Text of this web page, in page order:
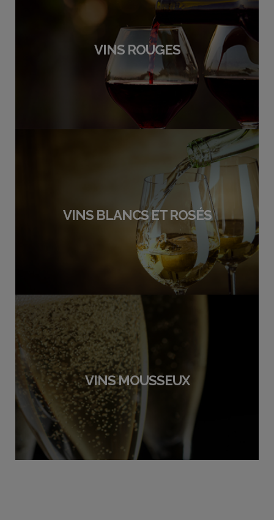
VINS ROUGES
VINS BLANCS ET ROSÉS
VINS MOUSSEUX